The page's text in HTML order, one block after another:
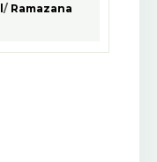
/ Ramazana